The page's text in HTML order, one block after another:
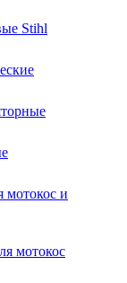
Stihl
и
мотокос